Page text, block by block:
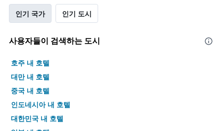
인기 국가 인기 도시
사용자들이 검색하는 도시
호주 내 호텔
대만 내 호텔
중국 내 호텔
인도네시아 내 호텔
대한민국 내 호텔